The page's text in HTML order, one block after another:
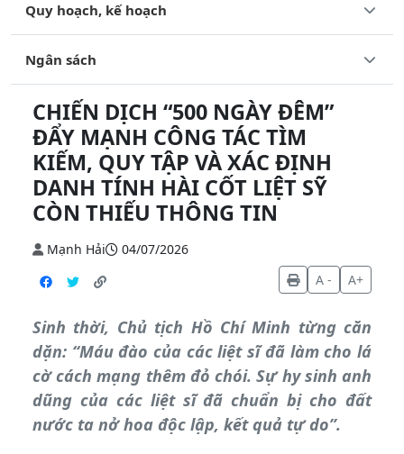
Quy hoạch, kế hoạch
Ngân sách
CHIẾN DỊCH “500 NGÀY ĐÊM”
ĐẨY MẠNH CÔNG TÁC TÌM
KIẾM, QUY TẬP VÀ XÁC ĐỊNH
DANH TÍNH HÀI CỐT LIỆT SỸ
CÒN THIẾU THÔNG TIN
Mạnh Hải
04/07/2026
A -
A+
Sinh thời, Chủ tịch Hồ Chí Minh từng căn
dặn: “Máu đào của các liệt sĩ đã làm cho lá
cờ cách mạng thêm đỏ chói. Sự hy sinh anh
dũng của các liệt sĩ đã chuẩn bị cho đất
nước ta nở hoa độc lập, kết quả tự do”.